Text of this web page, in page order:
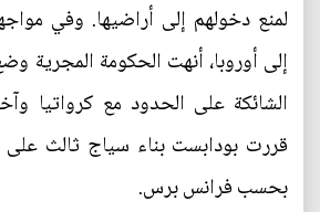
لمنع دخولهم إلى أراضيها. وفي
إلى أوروبا، أنهت الحكومة المجرية
الشائكة على الحدود مع كرواتيا
قررت بودابست بناء سياج ثالث على
بحسب فرانس برس.